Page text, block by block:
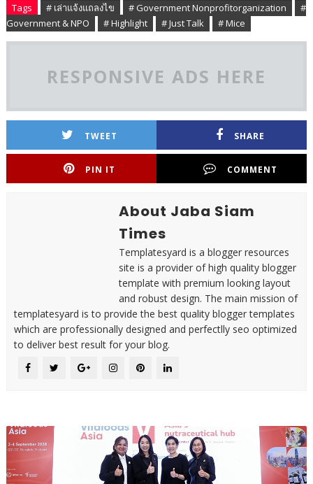
Tags # เล่าแจ้งแถลงไข # Government Nonprofitorganization
#
Government & NPO
# Highlight # Just Talk # Mice
RESPONSIVE ADS HERE
TWEET SHARE
PIN IT COMMENT
About Jaba Siam
Times
Templatesyard is a blogger resources
site is a provider of high quality blogger
template with premium looking layout
and robust design. The main mission of
templatesyard is to provide the best quality blogger templates
which are professionally designed and perfectlly seo optimized
to deliver best result for your blog.